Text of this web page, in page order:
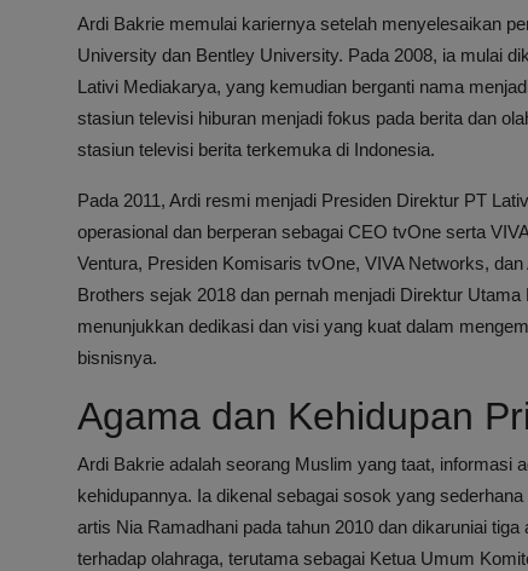
Ardi Bakrie memulai kariernya setelah menyelesaikan
University dan Bentley University. Pada 2008, ia mulai
Lativi Mediakarya, yang kemudian berganti nama
stasiun televisi hiburan menjadi fokus pada berita dan
stasiun televisi berita terkemuka di Indonesia.
Pada 2011, Ardi resmi menjadi Presiden Direktur PT
operasional dan berperan sebagai CEO tvOne serta
Ventura, Presiden Komisaris tvOne, VIVA Networks,
Brothers sejak 2018 dan pernah menjadi Direktur
menunjukkan dedikasi dan visi yang kuat dalam
bisnisnya.
Agama dan Kehidupan
Ardi Bakrie adalah seorang Muslim yang taat, informasi
kehidupannya. Ia dikenal sebagai sosok yang
artis Nia Ramadhani pada tahun 2010 dan dikaruniai
terhadap olahraga, terutama sebagai Ketua Umum